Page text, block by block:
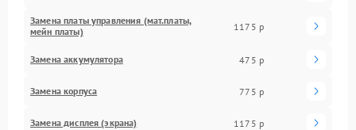
Замена платы управления (мат.платы,
мейн платы)
1175 р
Замена аккумулятора 475 р
Замена корпуса 775 р
Замена дисплея (экрана) 1175 р